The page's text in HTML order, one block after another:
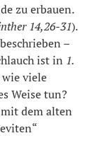
zu erbauen.
14,26-31).
–
ist in 1.
viele
Weise tun?
dem alten